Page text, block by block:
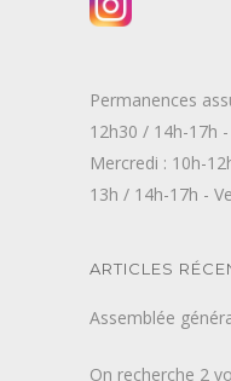
Permanences
12h30 / 14h-17h
Mercredi : 10h-
13h / 14h-17h -
ARTICLES
Assemblée
On recherche 2